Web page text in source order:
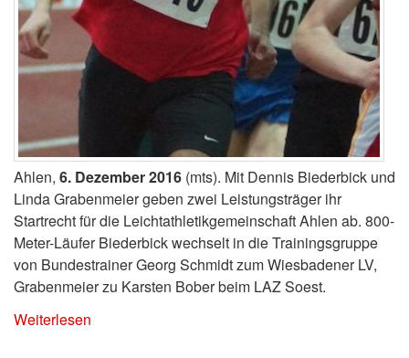
Ahlen, 6. Dezember 2016 (mts). Mit Dennis Biederbick und
Linda Grabenmeier geben zwei Leistungsträger ihr
Startrecht für die Leichtathletikgemeinschaft Ahlen ab. 800-
Meter-Läufer Biederbick wechselt in die Trainingsgruppe
von Bundestrainer Georg Schmidt zum Wiesbadener LV,
Grabenmeier zu Karsten Bober beim LAZ Soest.
Weiterlesen